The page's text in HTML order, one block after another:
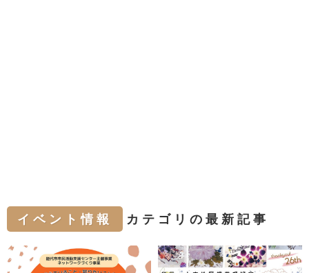
イベント情報 カテゴリの最新記事